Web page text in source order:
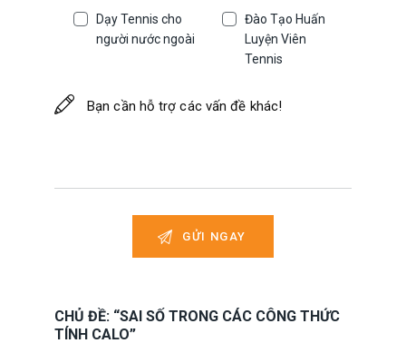
Dạy Tennis cho
người nước ngoài
Đào Tạo Huấn
Luyện Viên
Tennis
CHỦ ĐỀ: “SAI SỐ TRONG CÁC CÔNG THỨC
TÍNH CALO”